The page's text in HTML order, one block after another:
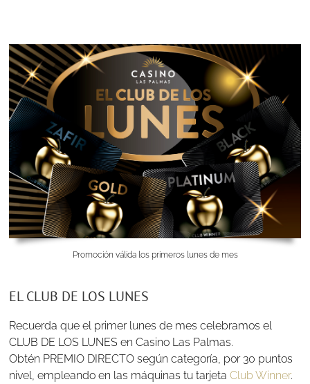
Promoción válida los primeros lunes de mes
EL CLUB DE LOS LUNES
Recuerda que el primer lunes de mes celebramos el
CLUB DE LOS LUNES en Casino Las Palmas.
Obtén PREMIO DIRECTO según categoría, por 30 puntos
nivel, empleando en las máquinas tu tarjetaClub Winner.